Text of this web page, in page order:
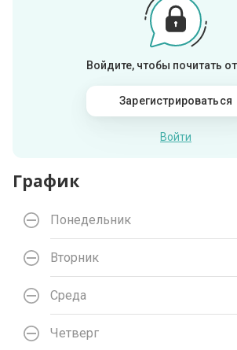
Войдите, чтобы почитать
Зарегистрироваться
Войти
График
Понедельник
Вторник
Среда
Четверг